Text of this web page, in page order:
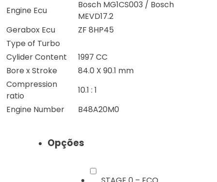
Engine Ecu
Bosch MG1CS003 / Bosch
MEVD17.2
Gerabox Ecu
ZF 8HP45
Type of Turbo
Cylider Content
1997 CC
Bore x Stroke
84.0 X 90.1 mm
Compression
ratio
10.1 : 1
Engine Number
B48A20M0
Opções